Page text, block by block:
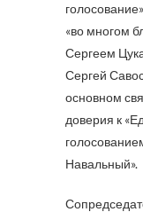
«во многом
Сергеем
Сергей
основном
доверия к
Навальный».